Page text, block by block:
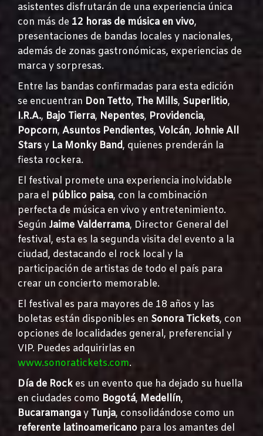
asistentes disfrutarán de una experiencia única
con más de 12 horas de música en vivo,
presentaciones de bandas locales y nacionales,
además de zonas gastronómicas, experiencias de
marca y sorpresas.
Entre las bandas confirmadas para esta edición
se encuentran Don Tetto, The Mills, Superlitio,
I.R.A., Bajo Tierra, Nepentes, Providencia,
Popcorn, Asuntos Pendientes, Volcán, Johnie All
Starsy La Monky Band, quienes prenderán la
fiesta rockera.
El festival promete una experiencia inolvidable
para el público paisa, con la combinación
perfecta de música en vivo y entretenimiento.
Según Jaime Valderrama, Director General del
festival, esta es la segunda visita del evento a la
ciudad, destacando el rock local y la
participación de artistas de todo el país para
crear un concierto memorable.
El festival es para mayores de 18 años y las
boletas están disponibles en Sonora Tickets, con
opciones de localidades general, preferencial y
VIP. Puedes adquirirlas en
www.sonoratickets.com.
Día de Rock es un evento que ha dejado su huella
en ciudades como Bogotá, Medellín,
Bucaramangay Tunja, consolidándose como un
referente latinoamericano para los amantes del